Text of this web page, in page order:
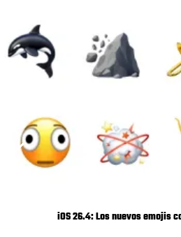
iOS 26.4: Los nuevos emojis